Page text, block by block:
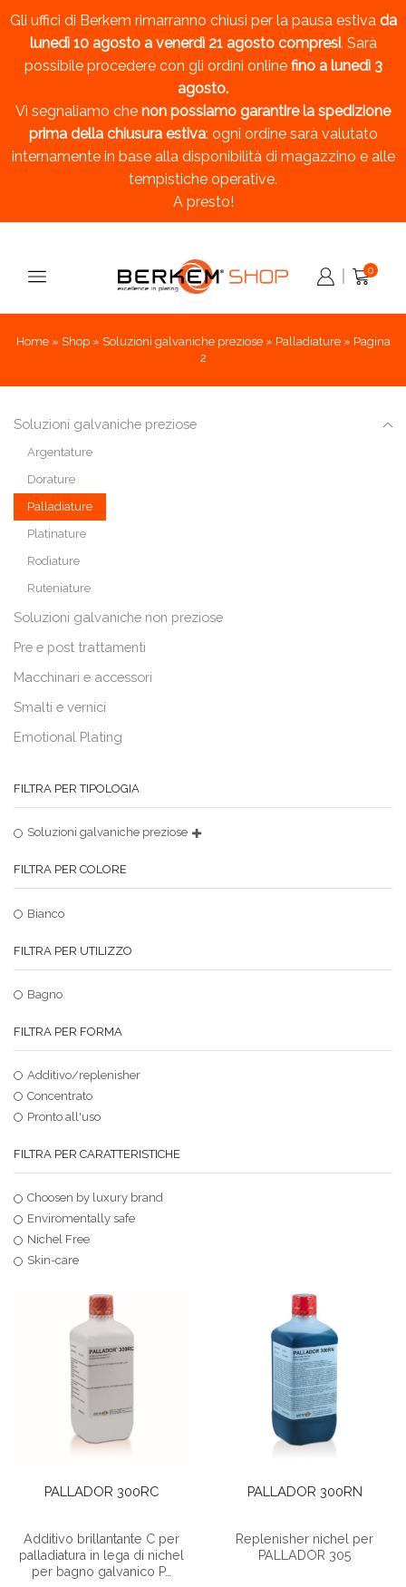
Gli uffici di Berkem rimarranno chiusi per la pausa estiva da
lunedì 10 agosto a venerdì 21 agosto compresi. Sarà
possibile procedere con gli ordini online fino a lunedì 3
agosto.
Vi segnaliamo che non possiamo garantire la spedizione
prima della chiusura estiva: ogni ordine sarà valutato
internamente in base alla disponibilità di magazzino e alle
tempistiche operative.
A presto!
0
Home» Shop» Soluzioni galvaniche preziose» Palladiature» Pagina
2
PALLADOR 300RC
Additivo brillantante C per
palladiatura in lega di nichel
per bagno galvanico P…
PALLADOR 300RN
Replenisher nichel per
PALLADOR 305
Soluzioni galvaniche preziose
Argentature
Dorature
Palladiature
Platinature
Rodiature
Ruteniature
Soluzioni galvaniche non preziose
Pre e post trattamenti
Macchinari e accessori
Smalti e vernici
Emotional Plating
FILTRA PER TIPOLOGIA
Soluzioni galvaniche preziose
FILTRA PER COLORE
Bianco
FILTRA PER UTILIZZO
Bagno
FILTRA PER FORMA
Additivo/replenisher
Concentrato
Pronto all'uso
FILTRA PER CARATTERISTICHE
Choosen by luxury brand
Enviromentally safe
Nichel Free
Skin-care